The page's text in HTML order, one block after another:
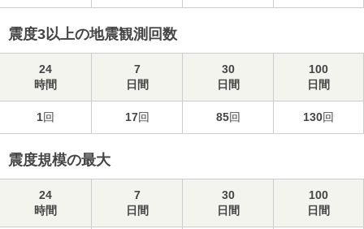
震度3以上の地震観測回数
24
時間
7
日間
30
日間
100
日間
1回 17回 85回 130回
震度規模の最大
24
時間
7
日間
30
日間
100
日間